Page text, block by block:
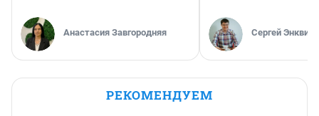
Анастасия Завгородняя Сергей Энквист
РЕКОМЕНДУЕМ